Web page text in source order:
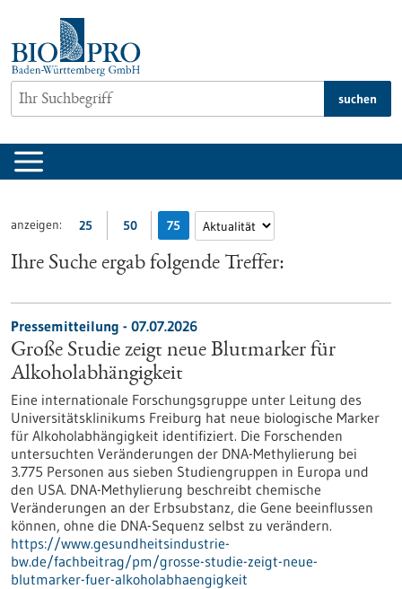
springen
suchen
anzeigen: 25 50 75
Ihre Suche ergab folgende Treffer:
Pressemitteilung - 07.07.2026
Große Studie zeigt neue Blutmarker für
Alkoholabhängigkeit
Eine internationale Forschungsgruppe unter Leitung des
Universitätsklinikums Freiburg hat neue biologische Marker
für Alkoholabhängigkeit identifiziert. Die Forschenden
untersuchten Veränderungen der DNA-Methylierung bei
3.775 Personen aus sieben Studiengruppen in Europa und
den USA. DNA-Methylierung beschreibt chemische
Veränderungen an der Erbsubstanz, die Gene beeinflussen
können, ohne die DNA-Sequenz selbst zu verändern.
https://www.gesundheitsindustrie-
bw.de/fachbeitrag/pm/grosse-studie-zeigt-neue-
blutmarker-fuer-alkoholabhaengigkeit